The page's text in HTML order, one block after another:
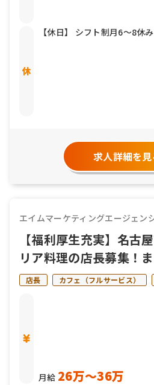
【休日】 シフト制月6～8休
求人詳細を見
エイムマーケティングエージェン
【福利厚生充実】名古
リア料理の店長募集！
店長 カフェ（フルサービス）
月給 26万〜36万